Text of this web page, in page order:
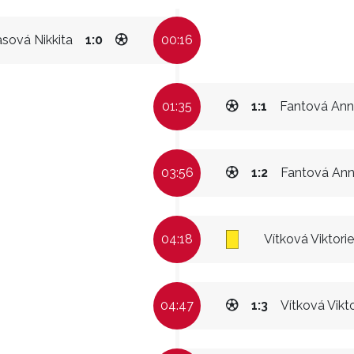
Nikkita 1:0 00:16
01:35 Fantová
1:1
03:56 Fantová
1:2
04:18 Vítková Viktorie
04:47 Vítková
1:3